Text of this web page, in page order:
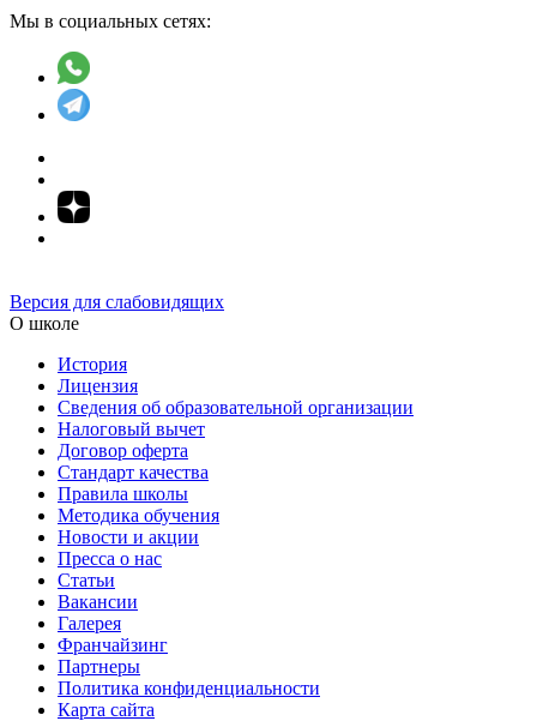
Мы в социальных сетях:
Версия для слабовидящих
О школе
История
Лицензия
Сведения об образовательной организации
Налоговый вычет
Договор оферта
Стандарт качества
Правила школы
Методика обучения
Новости и акции
Пресса о нас
Статьи
Вакансии
Галерея
Франчайзинг
Партнеры
Политика конфиденциальности
Карта сайта